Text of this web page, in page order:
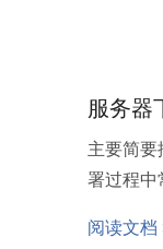
服务器
主要简要
署过程中
阅读文档